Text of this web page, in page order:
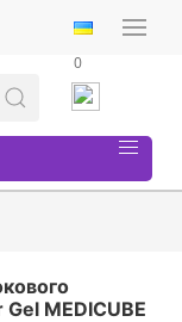
0
MEDICUBE